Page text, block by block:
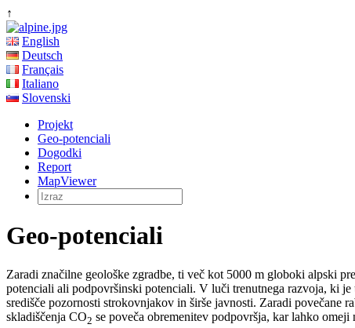
↑
English
Deutsch
Français
Italiano
Slovenski
Projekt
Geo-potenciali
Dogodki
Report
MapViewer
Geo-potenciali
Zaradi značilne geološke zgradbe, ti več kot 5000 m globoki alpski
potenciali ali podpovršinski potenciali. V luči trenutnega razvoja, ki
središče pozornosti strokovnjakov in širše javnosti. Zaradi povečane
skladiščenja CO2 se poveča obremenitev podpovršja, kar lahko